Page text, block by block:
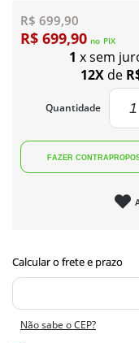
R$ 699,90
R$ 699,90 no PIX
1 x sem
12X de
Quantidade
Não sabe o CEP?